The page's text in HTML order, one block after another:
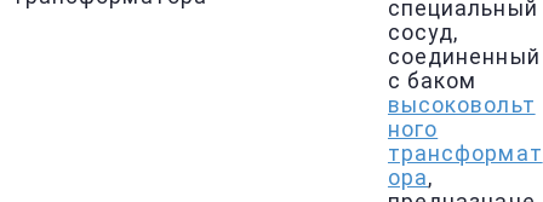
специальный
сосуд,
соединенный
с баком
высоковольт
ного
трансформат
ора,